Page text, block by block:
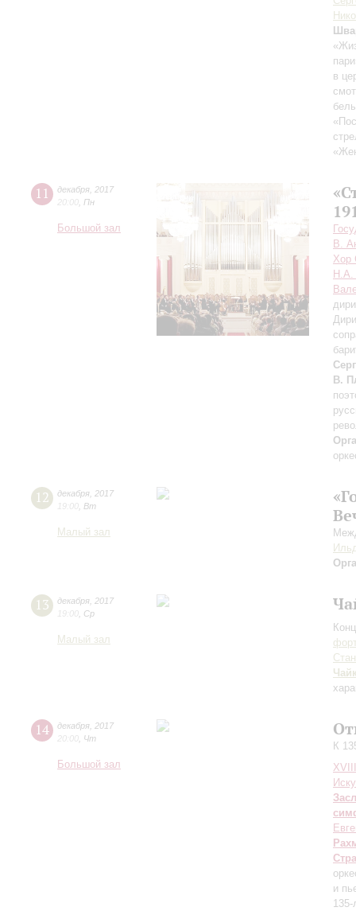
в
11 декабря 2017
20:00 Пн
Большой зал
В.
Хор
Н.А.
В.
12 декабря 2017
19:00 Вт
Малый зал
13 декабря 2017
19:00 Ср
Малый зал
14 декабря 2017
20:00 Чт
Большой зал
К
и